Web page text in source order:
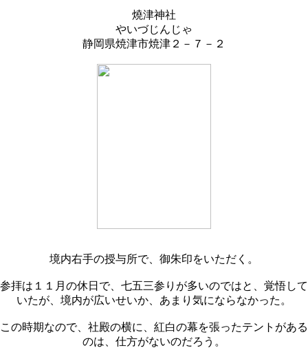
燒津神社
やいづじんじゃ
静岡県焼津市焼津２－７－２
境内右手の授与所で、御朱印をいただく。
参拝は１１月の休日で、七五三参りが多いのではと、覚悟して
いたが、境内が広いせいか、あまり気にならなかった。
この時期なので、社殿の横に、紅白の幕を張ったテントがある
のは、仕方がないのだろう。